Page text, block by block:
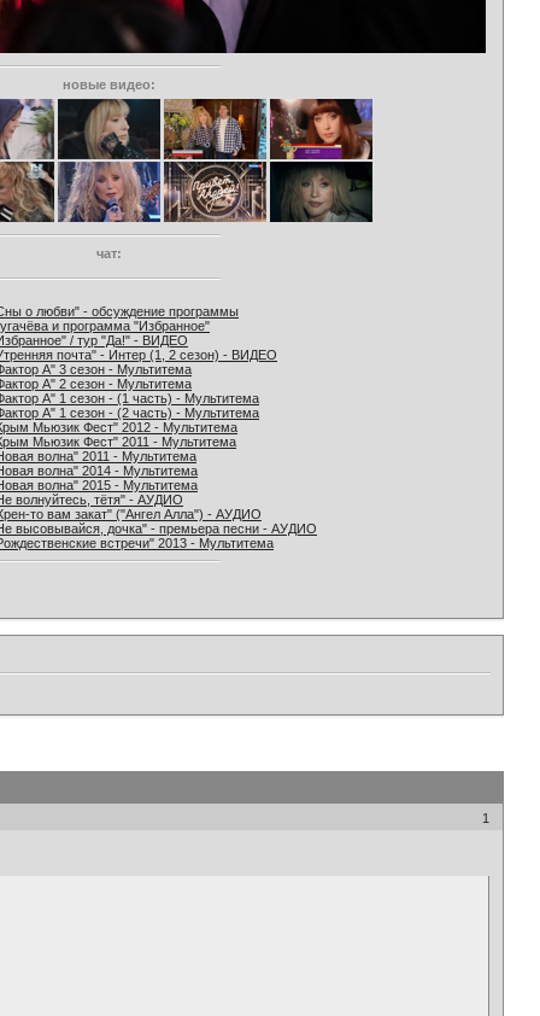
новые видео:
чат:
о любви" - обсуждение программы
и программа "Избранное"
/ тур "Да!" - ВИДЕО
почта" - Интер (1, 2 сезон) - ВИДЕО
А" 3 сезон - Мультитема
А" 2 сезон - Мультитема
А" 1 сезон - (1 часть) - Мультитема
А" 1 сезон - (2 часть) - Мультитема
Мьюзик Фест" 2012 - Мультитема
Мьюзик Фест" 2011 - Мультитема
волна" 2011 - Мультитема
волна" 2014 - Мультитема
волна" 2015 - Мультитема
волнуйтесь, тётя" - АУДИО
то вам закат" ("Ангел Алла") - АУДИО
высовывайся, дочка" - премьера песни - АУДИО
встречи" 2013 - Мультитема
1